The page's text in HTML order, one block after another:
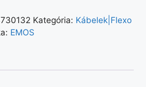
Kategória: Kábelek|Flexo
EMOS